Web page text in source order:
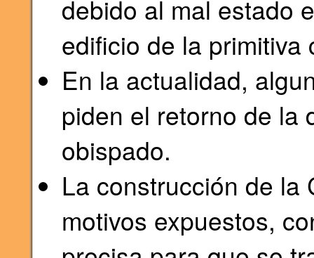
debido al mal estado
edificio de la primitiva
En la actualidad,
piden el retorno de la
obispado.
La construcción de la
motivos expuestos,